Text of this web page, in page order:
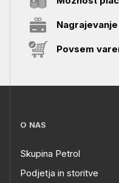
Povsem
O NAS
Skupina Petrol
Podjetja in storitve